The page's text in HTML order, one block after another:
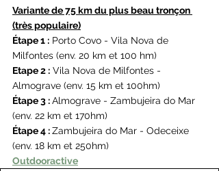
Variante de 75 km du plus beau tronçon
(très populaire)
Étape 1 : Porto Covo - Vila Nova de
Milfontes (env. 20 km et 100 hm)
Etape 2 : Vila Nova de Milfontes -
Almograve (env. 15 km et 100hm)
Étape 3 : Almograve - Zambujeira do Mar
(env. 22 km et 170hm)
Étape 4 : Zambujeira do Mar - Odeceixe
(env. 18 km et 250hm)
Outdooractive